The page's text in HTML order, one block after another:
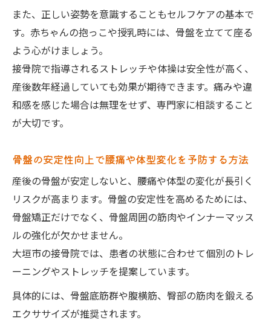
また、正しい姿勢を意識することもセルフケアの基本で
す。赤ちゃんの抱っこや授乳時には、骨盤を立てて座る
よう心がけましょう。
接骨院で指導されるストレッチや体操は安全性が高く、
産後数年経過していても効果が期待できます。痛みや違
和感を感じた場合は無理をせず、専門家に相談すること
が大切です。
骨盤の安定性向上で腰痛や体型変化を予防する方法
産後の骨盤が安定しないと、腰痛や体型の変化が長引く
リスクが高まります。骨盤の安定性を高めるためには、
骨盤矯正だけでなく、骨盤周囲の筋肉やインナーマッス
ルの強化が欠かせません。
大垣市の接骨院では、患者の状態に合わせて個別のトレ
ーニングやストレッチを提案しています。
具体的には、骨盤底筋群や腹横筋、臀部の筋肉を鍛える
エクササイズが推奨されます。